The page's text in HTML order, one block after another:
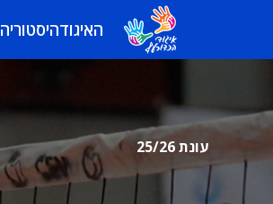
האיגודהיסטוריה
עונת 25/26